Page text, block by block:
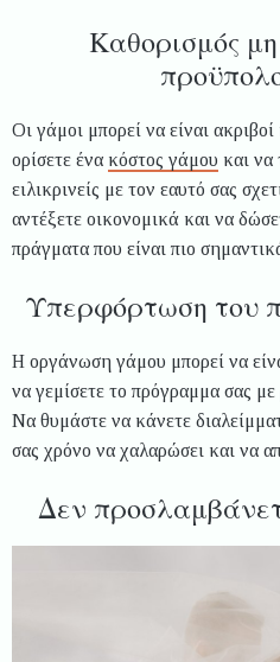
Καθορισμός
Οι γάμοι μπορεί να είναι
ορίσετε ένα κόστος γάμου και να
ειλικρινείς με τον εαυτό σας
αντέξετε οικονομικά και να
πράγματα που είναι πιο
Υπερφόρτωση του
Η οργάνωση γάμου μπορεί να
να γεμίσετε το πρόγραμμα σας
Να θυμάστε να κάνετε
σας χρόνο να χαλαρώσει και να
Δεν